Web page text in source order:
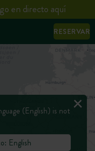
en directo aquí
RESERVAR
(English) is not
English